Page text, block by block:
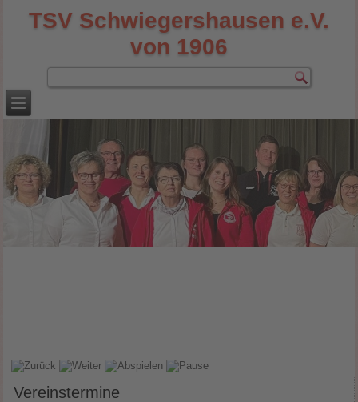
TSV Schwiegershausen e.V.
von 1906
Vereinstermine